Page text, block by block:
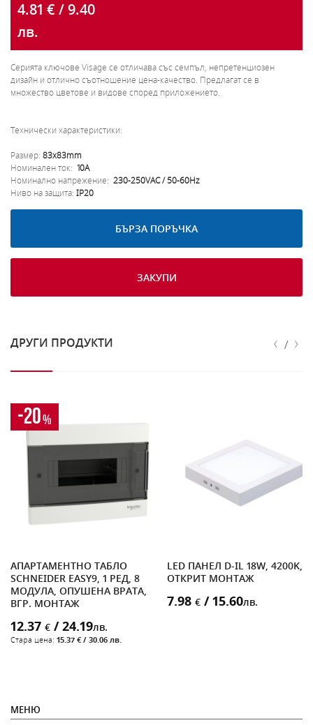
4.81 € / 9.40
лв.
Серията ключове Visage се отличава със семпъл, непретенциозен
дизайн и отлично съотношение цена-качество. Предлагат се в
множество цветове и видове според приложението.
Технически характеристики:
Размер: 83x83mm
Номинален ток: 10A
Номинално напрежение: 230-250VAC / 50-60Hz
Ниво на защита: IP20
БЪРЗА ПОРЪЧКА
ЗАКУПИ
ДРУГИ ПРОДУКТИ ‹ / ›
-20%
АПАРТАМЕНТНО ТАБЛО
SCHNEIDER EASY9, 1 РЕД, 8
МОДУЛА, ОПУШЕНА ВРАТА,
ВГР. МОНТАЖ
12.37 € / 24.19лв.
Стара цена: 15.37 € / 30.06 лв.
LED ПАНЕЛ D-IL 18W, 4200K,
ОТКРИТ МОНТАЖ
7.98 € / 15.60лв.
МЕНЮ